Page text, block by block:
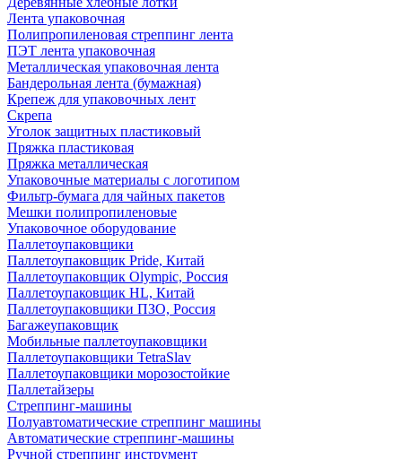
Лента упаковочная
Полипропиленовая стреппинг лента
ПЭТ лента упаковочная
Металлическая упаковочная лента
Бандерольная лента (бумажная)
Крепеж для упаковочных лент
Скрепа
Уголок защитных пластиковый
Пряжка пластиковая
Пряжка металлическая
Упаковочные материалы с логотипом
Фильтр-бумага для чайных пакетов
Мешки полипропиленовые
Упаковочное оборудование
Паллетоупаковщики
Паллетоупаковщик Pride, Китай
Паллетоупаковщик Olympic, Россия
Паллетоупаковщик HL, Китай
Паллетоупаковщики ПЗО, Россия
Багажеупаковщик
Мобильные паллетоупаковщики
Паллетоупаковщики TetraSlav
Паллетоупаковщики морозостойкие
Паллетайзеры
Стреппинг-машины
Полуавтоматические стреппинг машины
Автоматические стреппинг-машины
Ручной стреппинг инструмент